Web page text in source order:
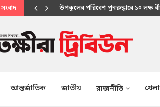
মানবিক সেবায় উপকূলবাসীর আস্থার
আন্তর্জাতিক জাতীয় রাজনীতি